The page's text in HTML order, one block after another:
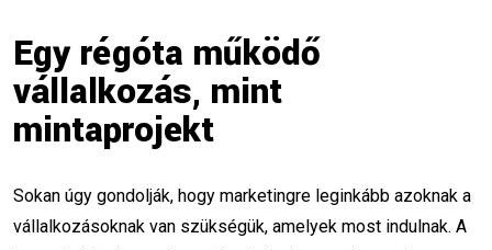
Népszerű címkék
Marketing képzés
Egy régóta működő
vállalkozás, mint
mintaprojekt
Sokan úgy gondolják, hogy marketingre leginkább azoknak a
vállalkozásoknak van szükségük, amelyek most indulnak. A